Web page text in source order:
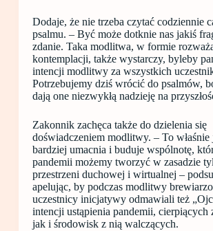
Dodaje, że nie trzeba czytać codziennie
psalmu. – Być może dotknie nas jakiś
zdanie. Taka modlitwa, w formie
kontemplacji, także wystarczy, byleby
intencji modlitwy za wszystkich
Potrzebujemy dziś wrócić do psalmów,
dają one niezwykłą nadzieję na
Zakonnik zachęca także do dzielenia się
doświadczeniem modlitwy. – To właśnie
bardziej umacnia i buduje wspólnotę,
pandemii możemy tworzyć w zasadzie
przestrzeni duchowej i wirtualnej –
apelując, by podczas modlitwy
uczestnicy inicjatywy odmawiali też
intencji ustąpienia pandemii, cierpiących
jak i środowisk z nią walczących.